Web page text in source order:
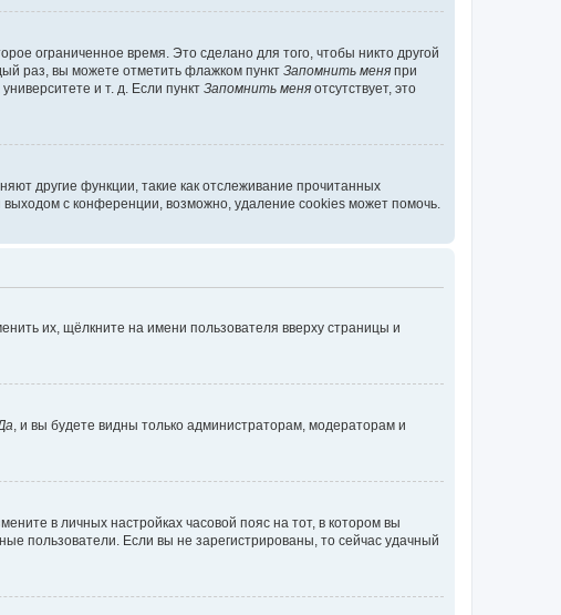
ограниченное время. Это сделано для того, чтобы никто другой
раз, вы можете отметить флажком пункт Запомнить меня при
и т. д. Если пункт Запомнить меня отсутствует, это
другие функции, такие как отслеживание прочитанных
с конференции, возможно, удаление cookies может помочь.
их, щёлкните на имени пользователя вверху страницы и
, и вы будете видны только администраторам, модераторам и
в личных настройках часовой пояс на тот, в котором вы
пользователи. Если вы не зарегистрированы, то сейчас удачный